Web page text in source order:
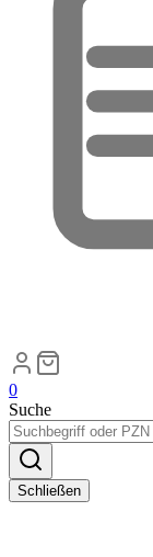
0
Suche
Schließen